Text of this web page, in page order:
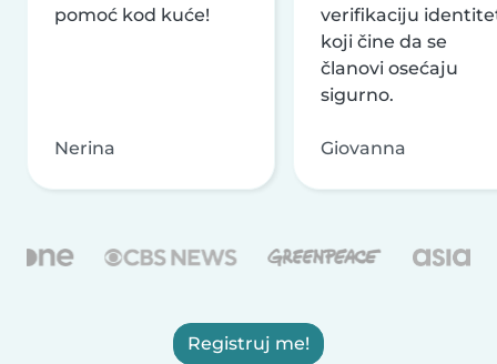
pomoć kod kuće!
Nerina
verifikaciju
koji čine da se
članovi osećaju
sigurno.
Giovanna
Registruj me!